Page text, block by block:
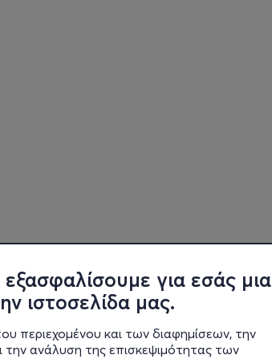
για εσάς μια
ιστοσελίδα μας.
περιεχομένου και των διαφημίσεων, την
την ανάλυση της επισκεψιμότητας των